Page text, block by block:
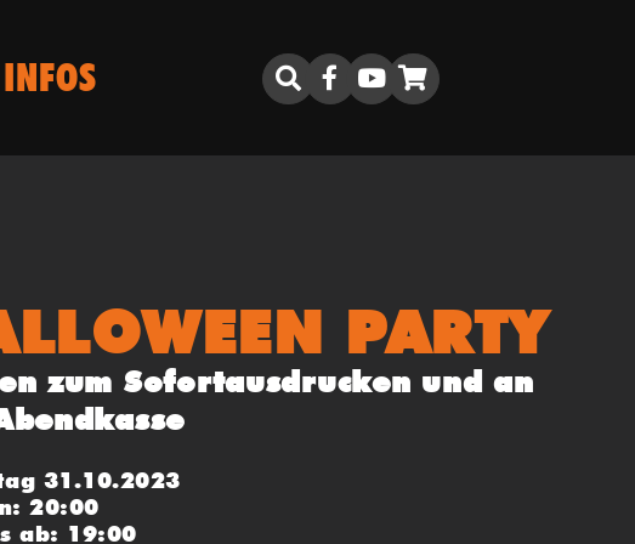
INFOS
PARTY
zum Sofortausdrucken und an
31.10.2023
20:00
ab: 19:00